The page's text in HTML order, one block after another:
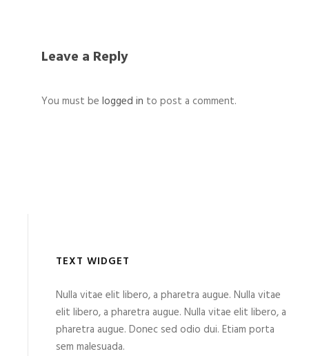
Leave a Reply
You must be logged in to post a comment.
TEXT WIDGET
Nulla vitae elit libero, a pharetra augue. Nulla vitae
elit libero, a pharetra augue. Nulla vitae elit libero, a
pharetra augue. Donec sed odio dui. Etiam porta
sem malesuada.